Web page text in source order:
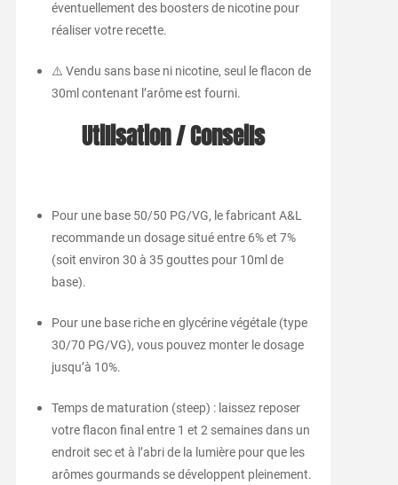
éventuellement des boosters de nicotine pour
réaliser votre recette.
⚠️ Vendu sans base ni nicotine, seul le flacon de
30ml contenant l’arôme est fourni.
Utilisation / Conseils
Pour une base 50/50 PG/VG, le fabricant A&L
recommande un dosage situé entre 6% et 7%
(soit environ 30 à 35 gouttes pour 10ml de
base).
Pour une base riche en glycérine végétale (type
30/70 PG/VG), vous pouvez monter le dosage
jusqu’à 10%.
Temps de maturation (steep) : laissez reposer
votre flacon final entre 1 et 2 semaines dans un
endroit sec et à l’abri de la lumière pour que les
arômes gourmands se développent pleinement.